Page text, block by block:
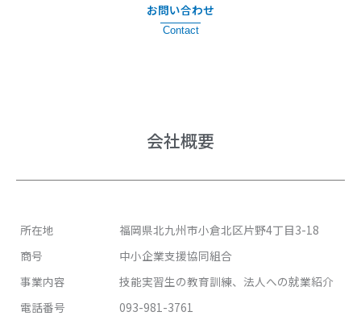
お問い合わせ
Contact
会社概要
所在地
福岡県北九州市小倉北区片野4丁目3-18
商号
中小企業支援協同組合
事業内容
技能実習生の教育訓練、法人への就業紹介
電話番号
093-981-3761